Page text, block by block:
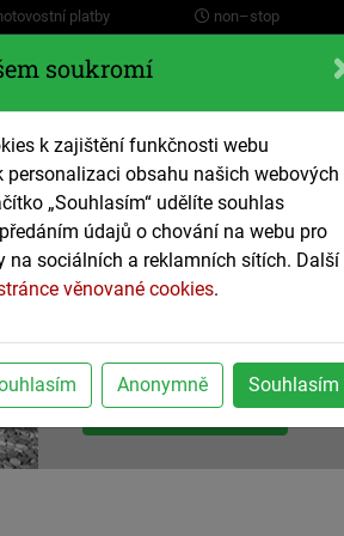
platby non–stop
Tepelná čerpadla Elektro
Tepelná
rychle, kvalitně a kompletně
uvedení do provozu a
nezávazně poptat
soukromí
k zajištění funkčnosti webu
personalizaci obsahu našich webových
„Souhlasím“ udělíte souhlas
údajů o chování na webu pro
na sociálních a reklamních sítích. Další
věnované cookies.
Anonymně Souhlasím